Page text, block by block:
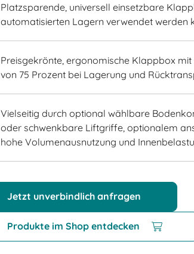
Platzsparende, universell einsetzbare
automatisierten Lagern verwendet werden
Preisgekrönte, ergonomische Klappbox
von 75 Prozent bei Lagerung und
Vielseitig durch optional wählbare
oder schwenkbare Liftgriffe, optionalem
hohe Volumenausnutzung und
Jetzt unverbindlich anfragen
Produkte im Shop entdecken